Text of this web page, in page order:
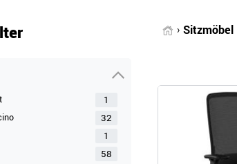
1
32
1
58
Sitzmöbel